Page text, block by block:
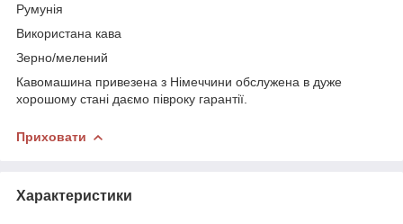
Румунія
Використана кава
Зерно/мелений
Кавомашина привезена з Німеччини обслужена в дуже
хорошому стані даємо півроку гарантії.
Приховати
Характеристики